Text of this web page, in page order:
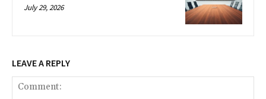
July 29, 2026
LEAVE A REPLY